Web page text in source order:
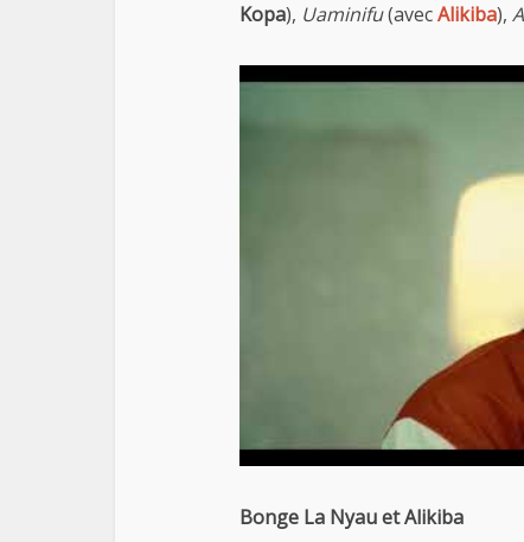
Kopa), Uaminifu(avecAlikiba),
Bonge La Nyau et Alikiba